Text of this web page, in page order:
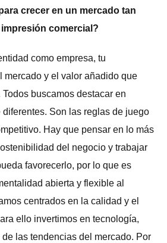
crecer en un mercado tan
comercial?
como empresa, tu
mercado y el valor añadido que
buscamos destacar en
Son las reglas de juego
Hay que pensar en lo más
del negocio y trabajar
favorecerlo, por lo que es
abierta y flexible al
centrados en la calidad y el
ello invertimos en tecnología,
las tendencias del mercado. Por